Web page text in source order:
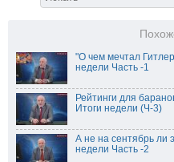
"О чем мечтал
недели Часть -1
Рейтинги для
Итоги недели (Ч-3)
А не на сентябрь ли
недели Часть -2